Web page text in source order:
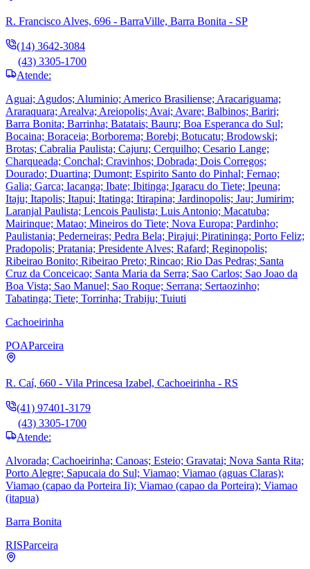
R. Francisco Alves, 696 - BarraVille, Barra Bonita - SP
(14) 3642-3084
(43) 3305-1700
Atende:
Aguai; Agudos; Aluminio; Americo Brasiliense; Aracariguama;
Araraquara; Arealva; Areiopolis; Avai; Avare; Balbinos; Bariri;
Barra Bonita; Barrinha; Batatais; Bauru; Boa Esperanca do Sul;
Bocaina; Boraceia; Borborema; Borebi; Botucatu; Brodowski;
Brotas; Cabralia Paulista; Cajuru; Cerquilho; Cesario Lange;
Charqueada; Conchal; Cravinhos; Dobrada; Dois Corregos;
Dourado; Duartina; Dumont; Espirito Santo do Pinhal; Fernao;
Galia; Garca; Iacanga; Ibate; Ibitinga; Igaracu do Tiete; Ipeuna;
Itaju; Itapolis; Itapui; Itatinga; Itirapina; Jardinopolis; Jau; Jumirim;
Laranjal Paulista; Lencois Paulista; Luis Antonio; Macatuba;
Mairinque; Matao; Mineiros do Tiete; Nova Europa; Pardinho;
Paulistania; Pederneiras; Pedra Bela; Pirajui; Piratininga; Porto Feliz;
Pradopolis; Pratania; Presidente Alves; Rafard; Reginopolis;
Ribeirao Bonito; Ribeirao Preto; Rincao; Rio Das Pedras; Santa
Cruz da Conceicao; Santa Maria da Serra; Sao Carlos; Sao Joao da
Boa Vista; Sao Manuel; Sao Roque; Serrana; Sertaozinho;
Tabatinga; Tiete; Torrinha; Trabiju; Tuiuti
Cachoeirinha
POAParceira
R. Caí, 660 - Vila Princesa Izabel, Cachoeirinha - RS
(41) 97401-3179
(43) 3305-1700
Atende:
Alvorada; Cachoeirinha; Canoas; Esteio; Gravatai; Nova Santa Rita;
Porto Alegre; Sapucaia do Sul; Viamao; Viamao (aguas Claras);
Viamao (capao da Porteira Ii); Viamao (capao da Porteira); Viamao
(itapua)
Barra Bonita
RISParceira